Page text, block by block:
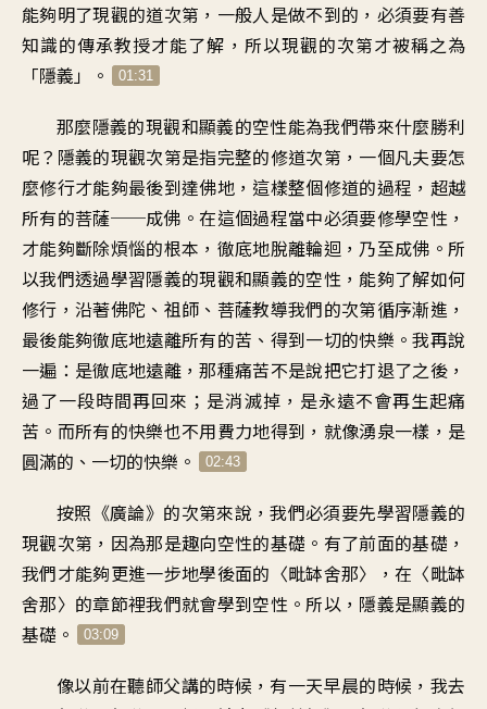
能夠明了現觀的道次第 ， 一般人是做不到的 ， 必須要有善
知識的傳承教授才能了解 ， 所以現觀的次第才被稱之為
「隱義」。 01:31
那麼隱義的現觀和顯義的空性能為我們帶來什麼勝利
呢？ 隱義的現觀次第是指完整的修道次第 ， 一個凡夫要怎
麼修行才能夠最後到達佛地 ， 這樣整個修道的過程 ， 超越
所有的菩薩──成佛 。在這個過程當中必須要修學空性 ，
才能夠斷除煩惱的根本 ， 徹底地脫離輪迴，乃至成佛 。所
以我們透過學習隱義的現觀和顯義的空性 ， 能夠了解如何
修行 ，沿著佛陀、祖師、菩薩教導我們的次第循序漸進 ，
最後能夠徹底地遠離所有的苦 、 得到一切的快樂 。我再說
一遍：是徹底地遠離 ，那種痛苦不是說把它打退了之後 ，
過了一段時間再回來 ； 是消滅掉 ， 是永遠不會再生起痛
苦 。 而所有的快樂也不用費力地得到 ， 就像湧泉一樣 ， 是
圓滿的、一切的快樂 。 02:43
按照《廣論》的次第來說 ，我們必須要先學習隱義的
現觀次第 ， 因為那是趣向空性的基礎 。 有了前面的基礎 ，
我們才能夠更進一步地學後面的〈毗缽舍那〉，在〈毗缽
舍那〉的章節裡我們就會學到空性 。所以 ， 隱義是顯義的
基礎 。 03:09
像以前在聽師父講的時候 ， 有一天早晨的時候 ， 我去